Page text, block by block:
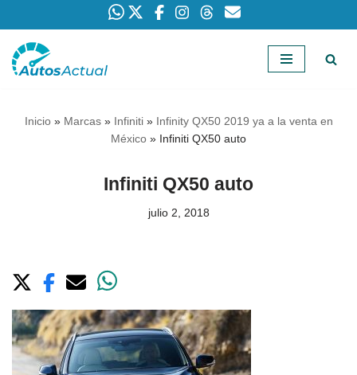
Saltar
Inicio» Marcas» Infiniti» Infinity QX50 2019 ya a la venta en
México » Infiniti QX50 auto
Infiniti QX50 auto
julio 2, 2018